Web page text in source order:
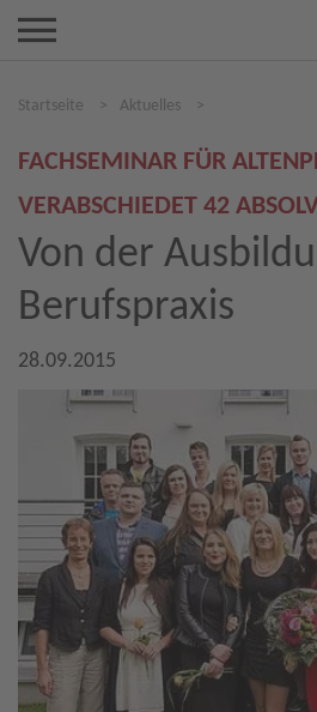
Startseite > Aktuelles >
FACHSEMINAR FÜR
VERABSCHIEDET 42
Von der
Berufspraxis
28.09.2015